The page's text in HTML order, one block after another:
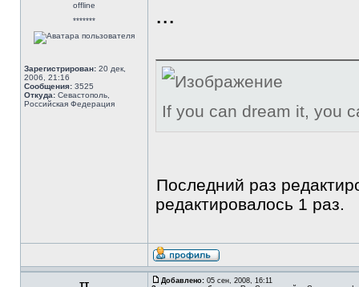
offline
*******
Зарегистрирован: 20 дек,
2006, 21:16
Сообщения: 3525
Откуда: Севастополь,
Российская Федерация
...
If you can dream it, you
Последний раз
редактировалось 1 раз.
тт Добавлено: 05 сен, 2008, 16:11